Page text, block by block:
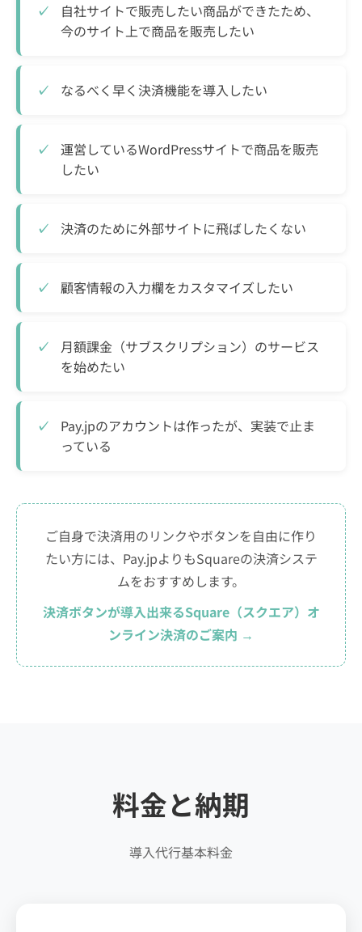
自社サイトで販売したい商品ができたため、
今のサイト上で商品を販売したい
なるべく早く決済機能を導入したい
運営しているWordPressサイトで商品を販売
したい
決済のために外部サイトに飛ばしたくない
顧客情報の入力欄をカスタマイズしたい
月額課金（サブスクリプション）のサービス
を始めたい
Pay.jpのアカウントは作ったが、実装で止ま
っている
ご自身で決済用のリンクやボタンを自由に作り
たい方には、Pay.jpよりもSquareの決済システ
ムをおすすめします。
決済ボタンが導入出来るSquare（スクエア）オ
ンライン決済のご案内 →
料金と納期
導入代行基本料金